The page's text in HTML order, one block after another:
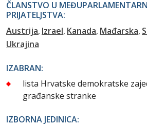
ČLANSTVO U
PRIJATELJSTVA:
Austrija Izrael Kanada Mađarska
Ukrajina
IZABRAN:
lista Hrvatske demokratske
građanske stranke
IZBORNA JEDINICA: